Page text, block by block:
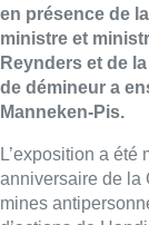
en présence de
ministre et
Reynders et de
de démineur a
Manneken-Pis.
L’exposition a
anniversaire de la
mines